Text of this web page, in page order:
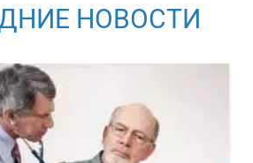
НОВОСТИ